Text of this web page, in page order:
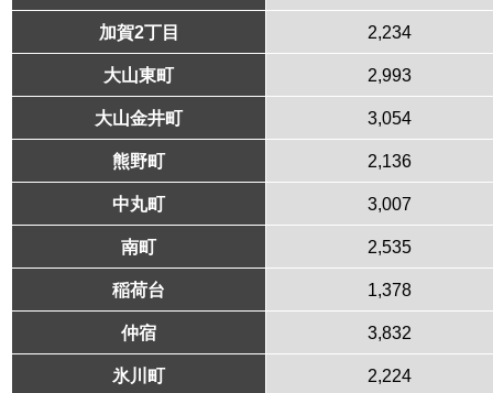
加賀2丁目 2,234
大山東町 2,993
大山金井町 3,054
熊野町 2,136
中丸町 3,007
南町 2,535
稲荷台 1,378
仲宿 3,832
氷川町 2,224